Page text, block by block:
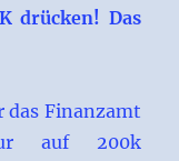
drücken! Das
das Finanzamt
auf 200k